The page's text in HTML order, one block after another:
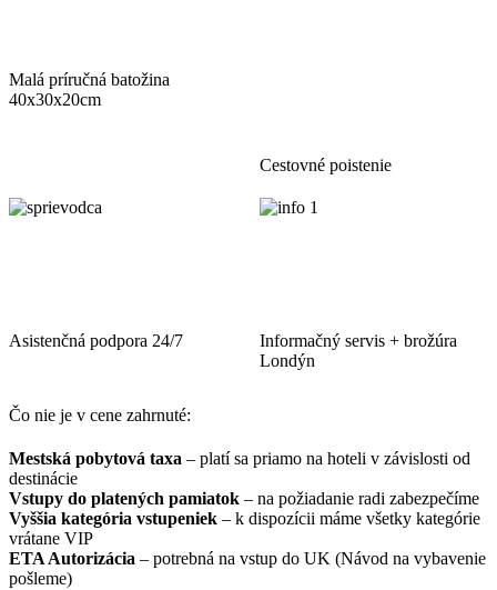
Malá príručná batožina
40x30x20cm
Cestovné poistenie
Asistenčná podpora 24/7
Informačný servis + brožúra
Londýn
Čo nie je v cene zahrnuté:
Mestská pobytová taxa – platí sa priamo na hoteli v závislosti od
destinácie
Vstupy do platených pamiatok – na požiadanie radi zabezpečíme
Vyššia kategória vstupeniek – k dispozícii máme všetky kategórie
vrátane VIP
ETA Autorizácia – potrebná na vstup do UK (Návod na vybavenie
pošleme)